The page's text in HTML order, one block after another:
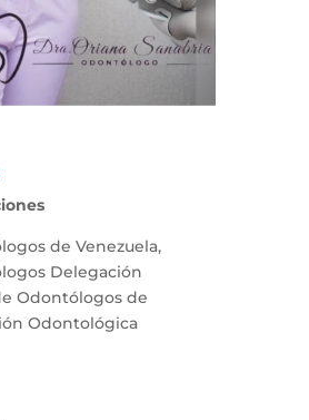
de Venezuela,
Delegación
Odontólogos de
Odontológica